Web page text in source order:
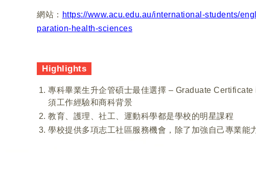
網站： https://www.acu.edu.au/international-students/
paration-health-sciences
Highlights
專科畢業生升企管碩士最佳選擇 – Graduate
須工作經驗和商科背景
教育、護理、社工、運動科學都是學校的明星課程
學校提供多項志工社區服務機會，除了加強自己專業能